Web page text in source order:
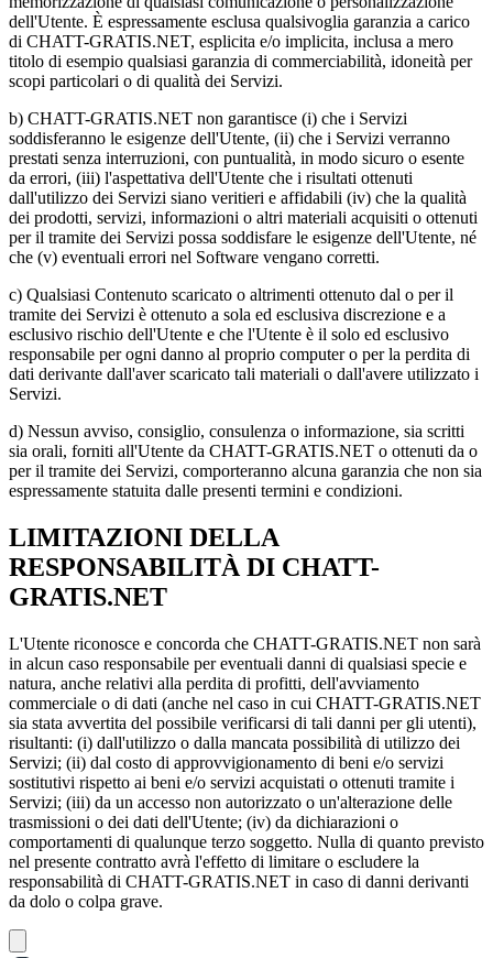
dell'Utente. È espressamente esclusa qualsivoglia garanzia a carico
di CHATT-GRATIS.NET, esplicita e/o implicita, inclusa a mero
titolo di esempio qualsiasi garanzia di commerciabilità, idoneità per
scopi particolari o di qualità dei Servizi.
b) CHATT-GRATIS.NET non garantisce (i) che i Servizi
soddisferanno le esigenze dell'Utente, (ii) che i Servizi verranno
prestati senza interruzioni, con puntualità, in modo sicuro o esente
da errori, (iii) l'aspettativa dell'Utente che i risultati ottenuti
dall'utilizzo dei Servizi siano veritieri e affidabili (iv) che la qualità
dei prodotti, servizi, informazioni o altri materiali acquisiti o ottenuti
per il tramite dei Servizi possa soddisfare le esigenze dell'Utente, né
che (v) eventuali errori nel Software vengano corretti.
c) Qualsiasi Contenuto scaricato o altrimenti ottenuto dal o per il
tramite dei Servizi è ottenuto a sola ed esclusiva discrezione e a
esclusivo rischio dell'Utente e che l'Utente è il solo ed esclusivo
responsabile per ogni danno al proprio computer o per la perdita di
dati derivante dall'aver scaricato tali materiali o dall'avere utilizzato i
Servizi.
d) Nessun avviso, consiglio, consulenza o informazione, sia scritti
sia orali, forniti all'Utente da CHATT-GRATIS.NET o ottenuti da o
per il tramite dei Servizi, comporteranno alcuna garanzia che non sia
espressamente statuita dalle presenti termini e condizioni.
LIMITAZIONI DELLA
RESPONSABILITÀ DI CHATT-
GRATIS.NET
L'Utente riconosce e concorda che CHATT-GRATIS.NET non sarà
in alcun caso responsabile per eventuali danni di qualsiasi specie e
natura, anche relativi alla perdita di profitti, dell'avviamento
commerciale o di dati (anche nel caso in cui CHATT-GRATIS.NET
sia stata avvertita del possibile verificarsi di tali danni per gli utenti),
risultanti: (i) dall'utilizzo o dalla mancata possibilità di utilizzo dei
Servizi; (ii) dal costo di approvvigionamento di beni e/o servizi
sostitutivi rispetto ai beni e/o servizi acquistati o ottenuti tramite i
Servizi; (iii) da un accesso non autorizzato o un'alterazione delle
trasmissioni o dei dati dell'Utente; (iv) da dichiarazioni o
comportamenti di qualunque terzo soggetto. Nulla di quanto previsto
nel presente contratto avrà l'effetto di limitare o escludere la
responsabilità di CHATT-GRATIS.NET in caso di danni derivanti
da dolo o colpa grave.